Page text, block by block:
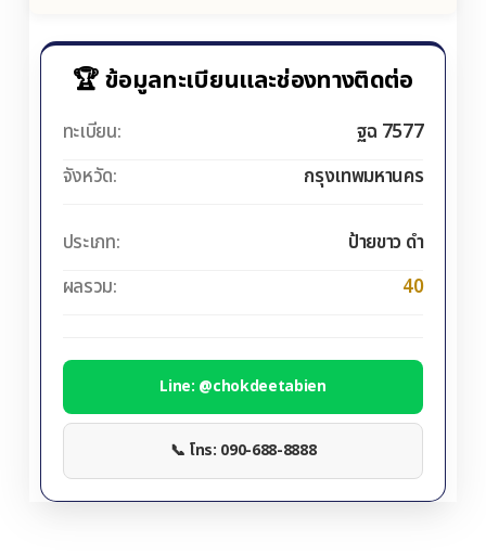
🏆 ข้อมูลทะเบียนและช่องทางติดต่อ
ทะเบียน:
ฐฉ 7577
จังหวัด:
กรุงเทพมหานคร
ประเภท:
ป้ายขาว ดำ
ผลรวม:
40
Line: @chokdeetabien
📞 โทร: 090-688-8888